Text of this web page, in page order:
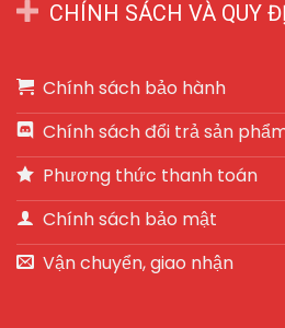
CHÍNH SÁCH VÀ QUY
Chính sách bảo hành
Chính sách đổi trả sản
Phương thức thanh toán
Chính sách bảo mật
Vận chuyển, giao nhận